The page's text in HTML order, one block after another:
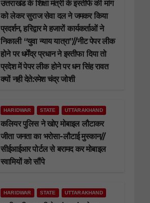
उत्तराखंड के शिक्षा मंत्री के इस्तीफे की मांग
को लेकर सुराज सेवा दल ने जमकर किया
प्रदर्शन, हरिद्वार मे हजारों कार्यकर्ताओं ने
निकाली “युवा न्याय यात्रा”//नीट पेपर लीक
होने पर धर्मेंद्र प्रधान ने इस्तीफा दिया तो
प्रदेश में पेपर लीक होने पर धन सिंह रावत
क्यों नही देते:रमेश चंद्र जोशी
HARIDWAR STATE UTTARAKHAND
कलियर पुलिस ने खोए मोबाइल लौटाकर
जीता जनता का भरोसा-लौटाई मुस्कान//
सीईआईआर पोर्टल से बरामद कर मोबाइल
स्वामियों को सौंपे
HARIDWAR STATE UTTARAKHAND